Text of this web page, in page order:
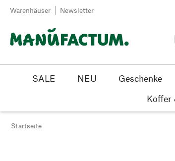
Zum Inhalt springen
Warenhäuser Newsletter
SALE NEU Geschenke
Koffer
Startseite